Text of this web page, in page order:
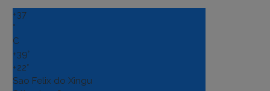
+37
°
C
+39°
+22°
Sao Felix do Xingu